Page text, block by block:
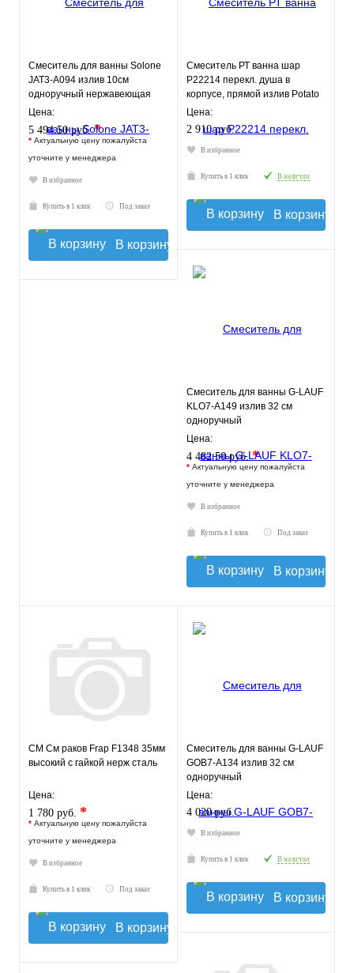
Смеситель для ванны Solone
JAT3-A094 излив 10см
одноручный нержавеющая
сталь
Цена:
5 494.50 руб.*
* Актуальную цену пожалуйста
уточните у менеджера
В избранное
Купить в 1 клик Под заказ
В корзину
Смеситель РТ ванна шар
P22214 перекл. душа в
корпусе, прямой излив Potato
Цена:
2 910 руб.
В избранное
Купить в 1 клик В наличии
В корзину
Смеситель для ванны G-LAUF
KLO7-A149 излив 32 см
одноручный
Цена:
4 482.50 руб.*
* Актуальную цену пожалуйста
уточните у менеджера
В избранное
Купить в 1 клик Под заказ
В корзину
СМ См раков Frap F1348 35мм
высокий с гайкой нерж сталь
Цена:
1 780 руб. *
* Актуальную цену пожалуйста
уточните у менеджера
В избранное
Купить в 1 клик Под заказ
В корзину
Смеситель для ванны G-LAUF
GOB7-A134 излив 32 см
одноручный
Цена:
4 020 руб.
В избранное
Купить в 1 клик В наличии
В корзину